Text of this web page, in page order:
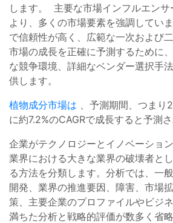
します。 主要な市場インフルエンサ
より、多くの市場要素を強調してい
で信頼性が高く、広範な一次および
市場の成長を正確に予測するために
な競争環境、詳細なベンダー選択手
供します。
植物成分市場は 、予測期間、つま
に約7.2%のCAGRで成長すると予測さ
企業がテクノロジーとイノベーショ
業界における大きな業界の破壊者と
る方法を分類します。分析では、一
開発、業界の推進要因、障害、市場
策、主要企業のプロファイルやビジ
満ちた分析と戦略的評価が数多く省